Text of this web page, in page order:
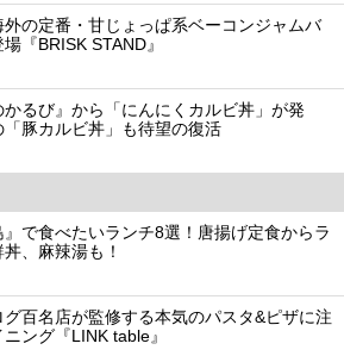
の定番・甘じょっぱ系ベーコンジャムバ
『BRISK STAND』
かるび』から「にんにくカルビ丼」が発
豚カルビ丼」も待望の復活
』で食べたいランチ8選！唐揚げ定食からラ
、麻辣湯も！
百名店が監修する本気のパスタ&ピザに注
ング『LINK table』